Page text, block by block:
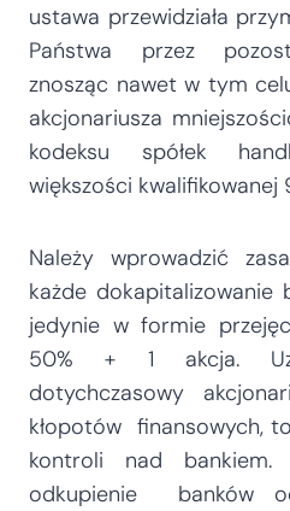
ustawa przewidziała
Państwa przez
znosząc nawet w tym
akcjonariusza
kodeksu spółek
większości kwalifikowanej
Należy wprowadzić
każde
jedynie w formie
50% + 1 akcja.
dotychczasowy
kłopotów finansowych,
kontroli nad
odkupienie banków